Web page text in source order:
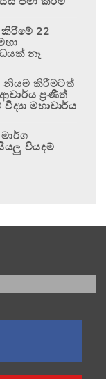
22
නෑ
නියම කිරීමටත්
ප්‍රණීත්
මහාචාර්ය
වියදම්